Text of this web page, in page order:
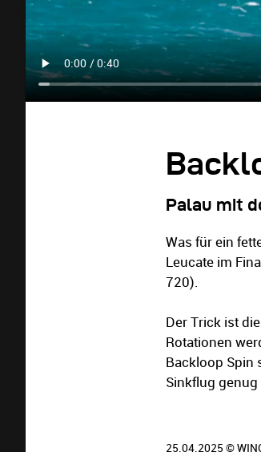
Palau mit
Was für ein
Leucate im
720).
Der Trick ist
Rotationen
Backloop Spin
Sinkflug genug
25.04.2025 ©